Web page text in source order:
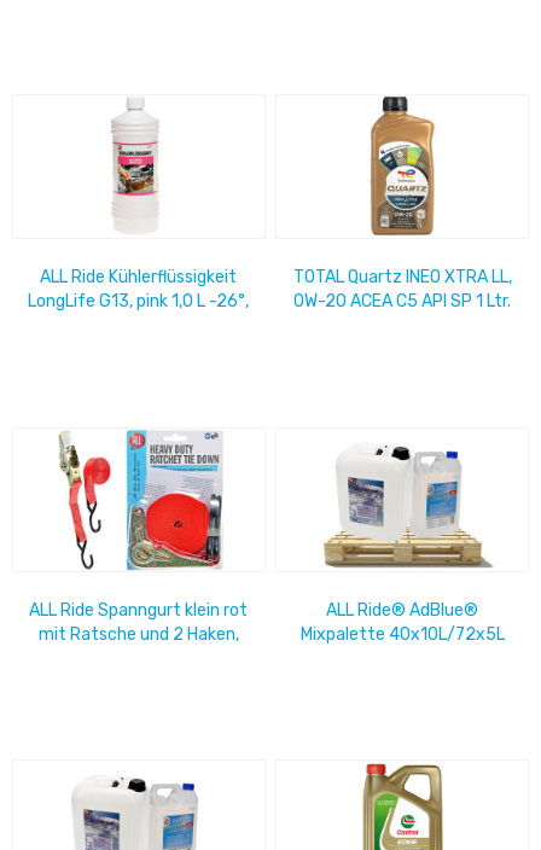
ALL Ride Kühlerflüssigkeit
LongLife G13, pink 1,0 L -26°,
TOTAL Quartz INEO XTRA LL,
0W-20 ACEA C5 API SP 1 Ltr.
ALL Ride Spanngurt klein rot
mit Ratsche und 2 Haken,
ALL Ride® AdBlue®
Mixpalette 40x10L/72x5L